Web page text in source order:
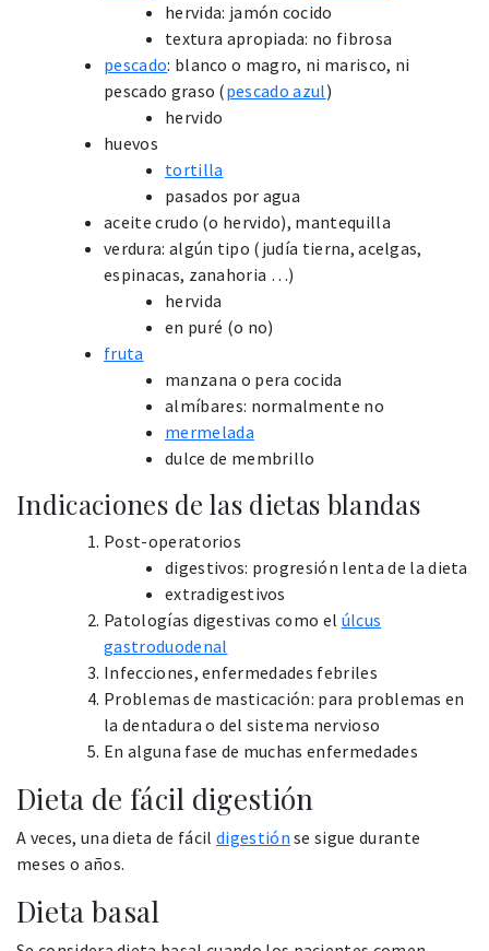
hervida: jamón cocido
textura apropiada: no fibrosa
pescado: blanco o magro, ni marisco, ni
pescado graso (pescado azul)
hervido
huevos
tortilla
pasados por agua
aceite crudo (o hervido), mantequilla
verdura: algún tipo (judía tierna, acelgas,
espinacas, zanahoria …)
hervida
en puré (o no)
fruta
manzana o pera cocida
almíbares: normalmente no
mermelada
dulce de membrillo
Indicaciones de las dietas blandas
Post-operatorios
digestivos: progresión lenta de la dieta
extradigestivos
Patologías digestivas como el úlcus
gastroduodenal
Infecciones, enfermedades febriles
Problemas de masticación: para problemas en
la dentadura o del sistema nervioso
En alguna fase de muchas enfermedades
Dieta de fácil digestión
A veces, una dieta de fácil digestión se sigue durante
meses o años.
Dieta basal